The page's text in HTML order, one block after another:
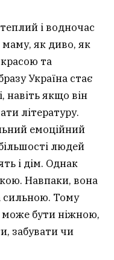
і водночас
маму, як диво, як
та
Україна стає
навіть якщо він
літературу.
емоційний
людей
і дім. Однак
Навпаки, вона
сильною. Тому
може бути ніжною,
забувати чи